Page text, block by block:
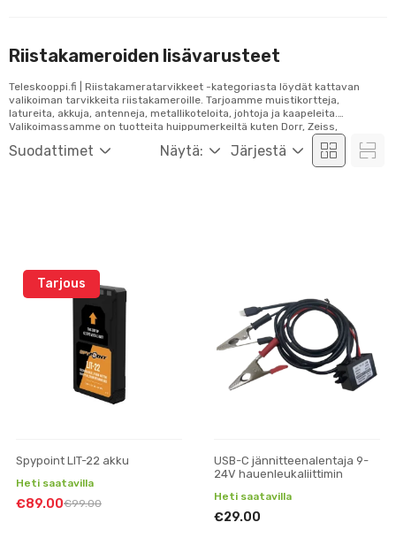
Riistakameroiden lisävarusteet
Suodattimet Näytä: Järjestä
Teleskooppi.fi | Riistakameratarvikkeet -kategoriasta löydät kattavan
valikoiman tarvikkeita riistakameroille. Tarjoamme muistikortteja,
latureita, akkuja, antenneja, metallikoteloita, johtoja ja kaapeleita.
Valikoimassamme on tuotteita huippumerkeiltä kuten Dorr, Zeiss,
Spypoint, Burrel, Reolink, Uovision ja Snyper. Tutustu ja tilaa helposti
verkosta!
Tarjous
Spypoint LIT-22 akku
Heti saatavilla
€89.00€99.00
USB-C jännitteenalentaja 9-
24V hauenleukaliittimin
Heti saatavilla
€29.00